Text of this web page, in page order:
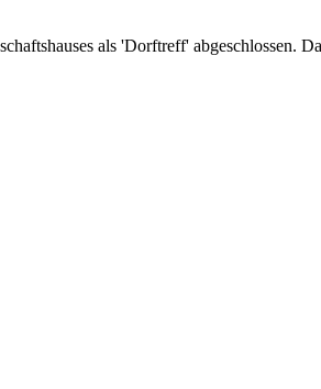
als 'Dorftreff' abgeschlossen.